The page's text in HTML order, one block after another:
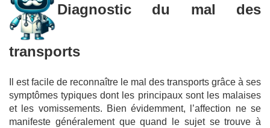
Diagnostic du mal des
transports
Il est facile de reconnaître le mal des transports grâce à ses
symptômes typiques dont les principaux sont les malaises
et les vomissements. Bien évidemment, l’affection ne se
manifeste généralement que quand le sujet se trouve à